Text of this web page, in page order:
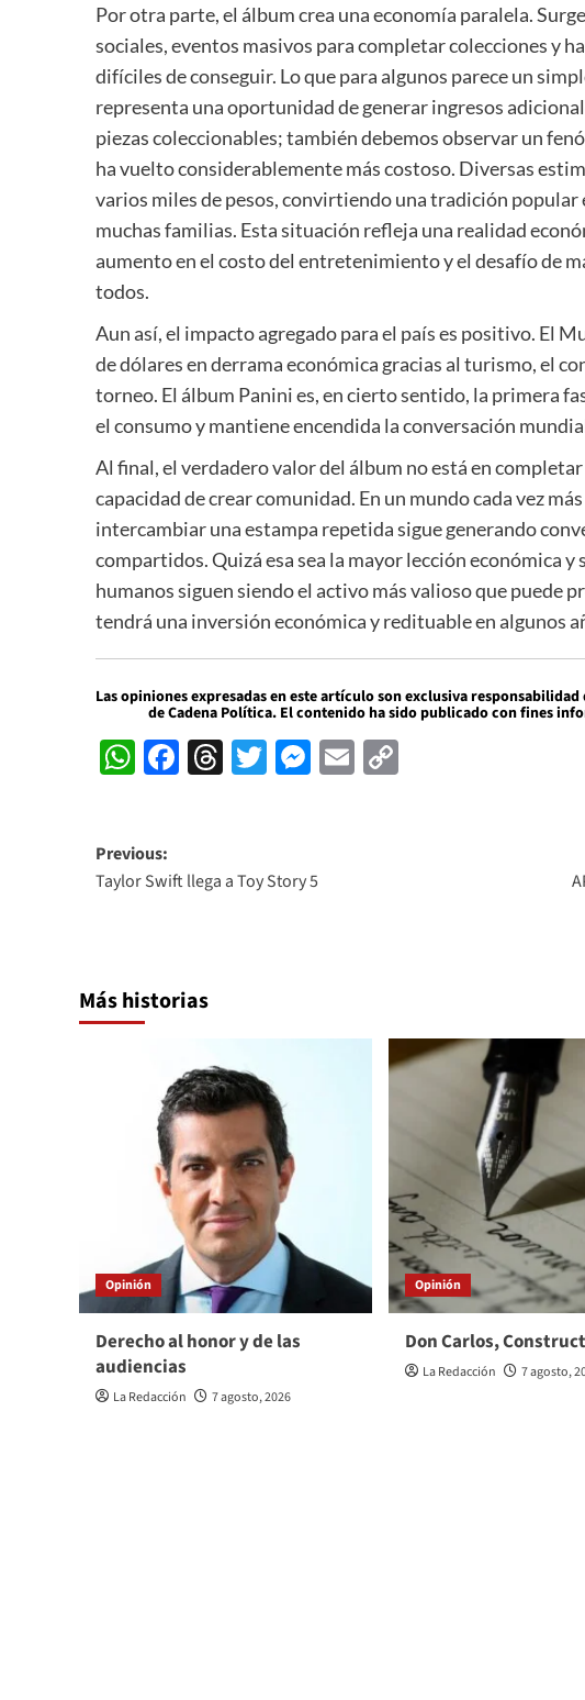
Por otra parte, el álbum crea una economía paralela.
sociales, eventos masivos para completar colecciones y
difíciles de conseguir. Lo que para algunos parece un
representa una oportunidad de generar ingresos
piezas coleccionables; también debemos observar un
ha vuelto considerablemente más costoso. Diversas
varios miles de pesos, convirtiendo una tradición popular
muchas familias. Esta situación refleja una realidad
aumento en el costo del entretenimiento y el desafío de
todos.
Aun así, el impacto agregado para el país es positivo. El
de dólares en derrama económica gracias al turismo, el
torneo. El álbum Panini es, en cierto sentido, la primera
el consumo y mantiene encendida la conversación
Al final, el verdadero valor del álbum no está en
capacidad de crear comunidad. En un mundo cada vez
intercambiar una estampa repetida sigue generando
compartidos. Quizá esa sea la mayor lección económica
humanos siguen siendo el activo más valioso que puede
tendrá una inversión económica y redituable en algunos
Las opiniones expresadas en este artículo son exclusiva
de Cadena Política. El contenido ha sido publicado con fines
WhatsApp
Facebook
Threads
Twitter
Messenger
Email
Post
navigation
Previous:
Taylor Swift llega a Toy Story 5
Más historias
Opinión
Derecho al honor y de las
audiencias
La Redacción 7 agosto, 2026
Opinión
Don Carlos,
La Redacción 7 agosto,